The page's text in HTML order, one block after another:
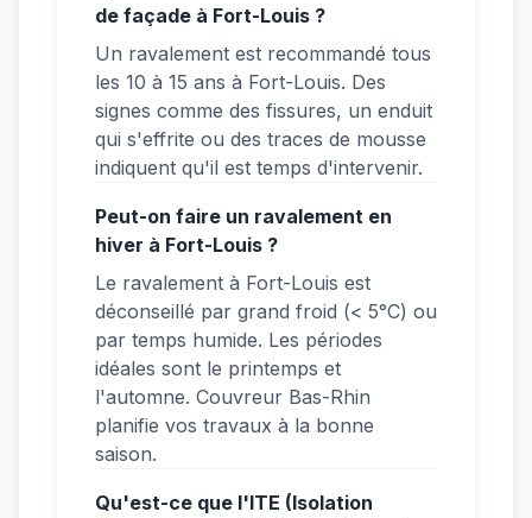
de façade à Fort-Louis ?
Un ravalement est recommandé tous
les 10 à 15 ans à Fort-Louis. Des
signes comme des fissures, un enduit
qui s'effrite ou des traces de mousse
indiquent qu'il est temps d'intervenir.
Peut-on faire un ravalement en
hiver à Fort-Louis ?
Le ravalement à Fort-Louis est
déconseillé par grand froid (< 5°C) ou
par temps humide. Les périodes
idéales sont le printemps et
l'automne. Couvreur Bas-Rhin
planifie vos travaux à la bonne
saison.
Qu'est-ce que l'ITE (Isolation